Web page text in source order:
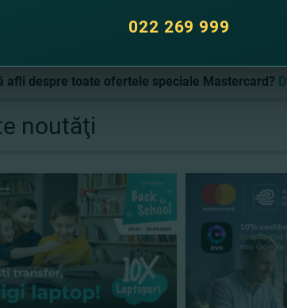
vină la sucursala aleasă doar pentru a ridica cardul
poate fi primit peste de 3 zile lucrătoare în mun.
afli despre toate ofertele speciale Mastercard?
noutăţi
022 269 999